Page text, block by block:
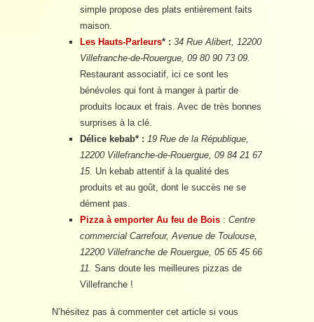
simple propose des plats entièrement faits
maison.
Les Hauts-Parleurs* : 34 Rue Alibert, 12200
Villefranche-de-Rouergue, 09 80 90 73 09.
Restaurant associatif, ici ce sont les
bénévoles qui font à manger à partir de
produits locaux et frais. Avec de très bonnes
surprises à la clé.
Délice kebab* : 19 Rue de la République,
12200 Villefranche-de-Rouergue, 09 84 21 67
15. Un kebab attentif à la qualité des
produits et au goût, dont le succès ne se
dément pas.
Pizza à emporter Au feu de Bois : Centre
commercial Carrefour, Avenue de Toulouse,
12200 Villefranche de Rouergue, 05 65 45 66
11. Sans doute les meilleures pizzas de
Villefranche !
N’hésitez pas à commenter cet article si vous